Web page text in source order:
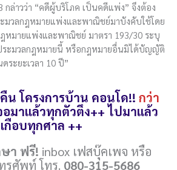
กล่าวว่า “คดีผู้บริโภค เป็นคดีแพ่ง” จึงต้อง
มวลกฎหมายแพ่งและพาณิชย์มาบังคับใช้โดย
หมายแพ่งและพาณิชย์ มาตรา 193/30 ระบุ
ระมวลกฎหมายนี้ หรือกฎหมายอื่นมิได้บัญญัติ
ระยะเวลา 10 ปี”
น โครงการบ้าน คอนโด!! กว่า
อมาแล้วทุกตัวตึง++ ไปมาแล้ว
เกือบทุกศาล ++
า ฟรี! inbox เฟสบุ๊คเพจ หรือ
รศัพท์ โทร. 080-315-5686